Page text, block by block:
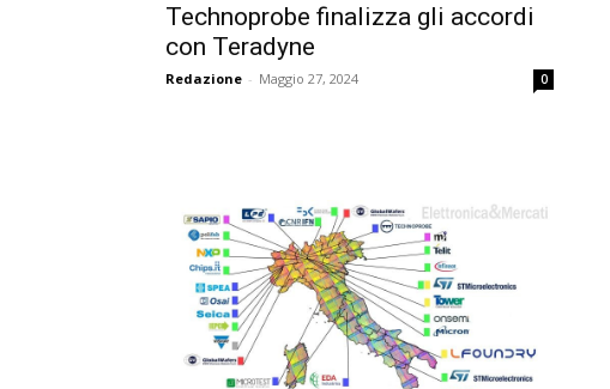
Technoprobe finalizza gli accordi
con Teradyne
Redazione - Maggio 27, 2024 0